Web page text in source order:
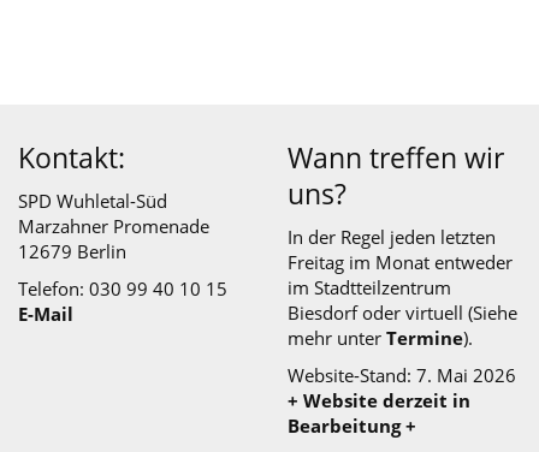
Kontakt:
SPD Wuhletal-Süd
Marzahner Promenade
12679 Berlin
Telefon: 030 99 40 10 15
E-Mail
Wann treffen wir
uns?
In der Regel jeden letzten
Freitag im Monat entweder
im Stadtteilzentrum
Biesdorfoder virtuell (Siehe
mehr unter Termine).
Website-Stand: 7. Mai 2026
+ Website derzeit in
Bearbeitung +